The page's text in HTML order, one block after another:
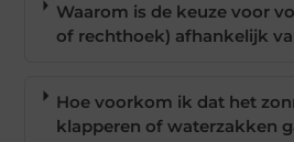
Waarom is de keuze voor
of rechthoek) afhankelijk
Hoe voorkom ik dat het
klapperen of waterzakken